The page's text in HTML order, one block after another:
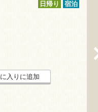
日帰り 宿泊
入りに追加